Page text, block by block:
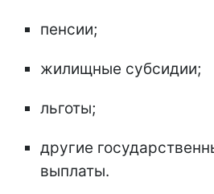
пенсии;
жилищные субсидии;
льготы;
другие
выплаты.